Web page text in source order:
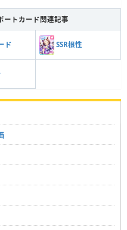
ートカード関連記事
ド SSR根性